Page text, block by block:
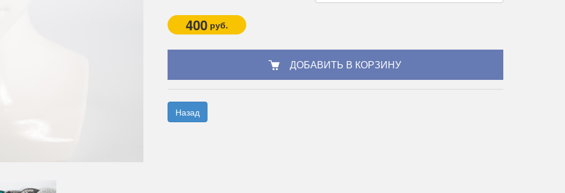
400 руб.
Назад